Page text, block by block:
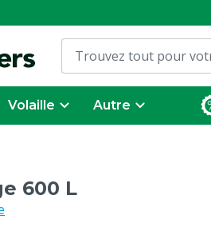
Volaille Autre
600 L